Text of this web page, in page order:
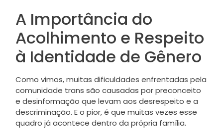
A Importância do
Acolhimento e Respeito
à Identidade de Gênero
Como vimos, muitas dificuldades enfrentadas pela
comunidade trans são causadas por preconceito
e desinformação que levam aos desrespeito e a
descriminação. E o pior, é que muitas vezes esse
quadro já acontece dentro da própria família.